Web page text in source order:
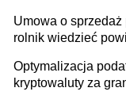
Umowa o sprzedaż
rolnik wiedzieć
Optymalizacja
kryptowaluty za